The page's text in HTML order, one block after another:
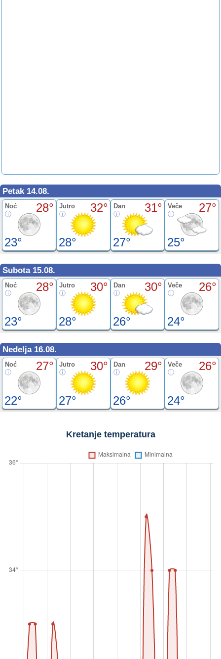
Petak 14.08.
Noć 28°
23°
Jutro 32°
28°
Dan 31°
27°
Veče 27°
25°
Subota 15.08.
Noć 28°
23°
Jutro 30°
28°
Dan 30°
26°
Veče 26°
24°
Nedelja 16.08.
Noć 27°
22°
Jutro 30°
27°
Dan 29°
26°
Veče 26°
24°
Kretanje temperatura